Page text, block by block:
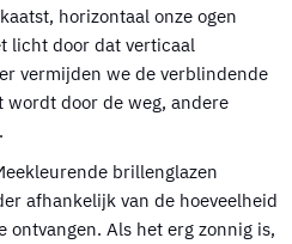
horizontaal onze ogen
licht door dat verticaal
vermijden we de verblindende
door de weg, andere
brillenglazen
afhankelijk van de hoeveelheid
ontvangen. Als het erg zonnig is,